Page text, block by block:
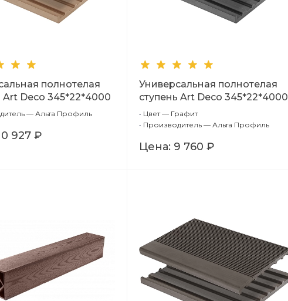
полнотелая
Art Deco 345*22*4000
— Альта Профиль
927 ₽
Универсальная полнотелая
ступень Art Deco 345*22*4000
(Графит)
• Цвет — Графит
• Производитель — Альта Профиль
Цена: 9 760 ₽